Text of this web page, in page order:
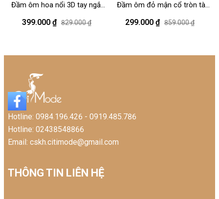
Đầm ôm hoa nổi 3D tay ngắn
399.000 ₫ 829.000 ₫
Đầm ôm đỏ mận cổ tròn tà
299.000 ₫ 859.000 ₫
Hotline: 0984.196.426 - 0919.485.786
Email: cskh.citimode@gmail.com
Hotline: 02438548866
THÔNG TIN LIÊN HỆ